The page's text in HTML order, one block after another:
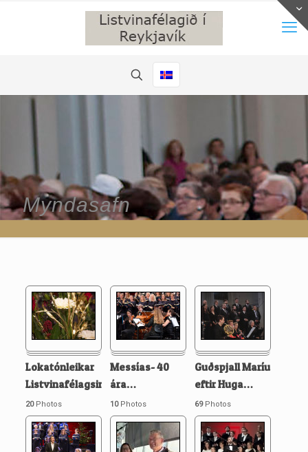
Myndasafn
Lokatónleikar
Listvinafélagsins …
20Photos
Messías- 40
ára…
10Photos
Guðspjall Maríu
eftir Huga…
69Photos